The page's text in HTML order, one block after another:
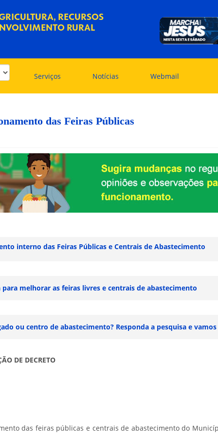
RECURSOS
RURAL
Serviços Notícias Webmail
das Feiras Públicas
interno das Feiras Públicas e Centrais de Abastecimento
para melhorar as feiras livres e centrais de abastecimento
ou centro de abastecimento? Responda a pesquisa e
DE DECRETO
das feiras públicas e centrais de abastecimento do